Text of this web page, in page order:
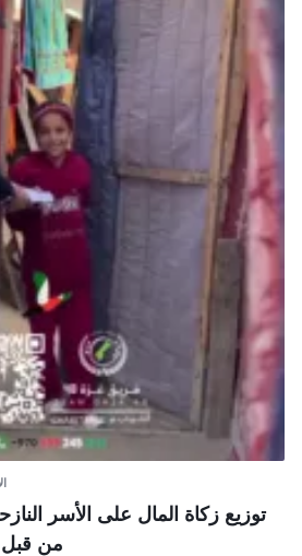
توزيع زكاة المال على الأسر
من قبل